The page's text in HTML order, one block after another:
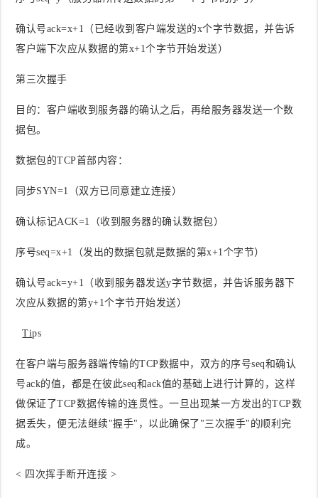
确认号ack=x+1（已经收到客户端发送的x个字节数据，并告诉
客户端下次应从数据的第x+1个字节开始发送）
第三次握手
目的 ：客户端收到服务器的确认之后，再给服务器发送一个数
据包。
数据包的TCP首部内容 ：
同步SYN=1（双方已同意建立连接）
确认标记ACK=1（收到服务器的确认数据包）
序号seq=x+1（发出的数据包就是数据的第x+1个字节）
确认号ack=y+1（收到服务器发送y字节数据，并告诉服务器下
次应从数据的第y+1个字节开始发送）
Tips
在客户端与服务器端传输的TCP数据中，双方的序号seq和确认
号ack的值，都是在彼此seq和ack值的基础上进行计算的，这样
做保证了TCP数据传输的连贯性。一旦出现某一方发出的TCP数
据丢失，便无法继续"握手"，以此确保了"三次握手"的顺利完
成。
< 四次挥手断开连接 >